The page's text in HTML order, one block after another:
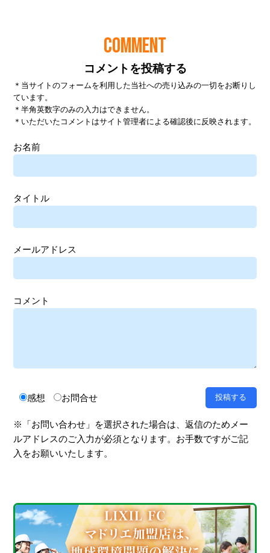
COMMENT
コメントを投稿する
＊当サイトのフォームを利用した当社への売り込みの一切をお断りし
ています。
＊半角英数字のみの入力はできません。
＊いただいたコメントはサイト管理者による確認後に反映されます。
お名前
タイトル
メールアドレス
コメント
感想 お問合せ
※「お問い合わせ」を選択された場合は、返信のためメー
ルアドレスのご入力が必須となります。お手数ですがご記
入をお願いいたします。